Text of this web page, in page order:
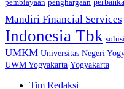
pembiayaan penghargaan
Mandiri Financial Services
Indonesia Tbk
UMKM Universitas Negeri
UWM Yogyakarta Yogyakarta
Tim Redaksi